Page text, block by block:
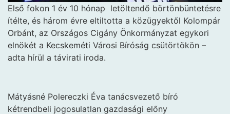
Első fokon 1 év 10 hónap letöltendő börtönbüntetésre
ítélte, és három évre eltiltotta a közügyektől Kolompár
Orbánt, az Országos Cigány Önkormányzat egykori
elnökét a Kecskeméti Városi Bíróság csütörtökön –
adta hírül a távirati iroda.
Mátyásné Polereczki Éva tanácsvezető bíró
kétrendbeli jogosulatlan gazdasági előny